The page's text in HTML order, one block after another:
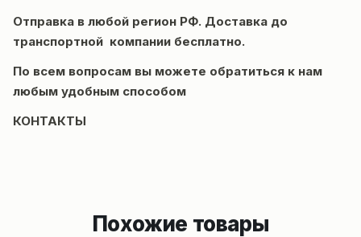
Отправка в любой регион РФ. Доставка до
транспортной компании бесплатно.
По всем вопросам вы можете обратиться к нам
любым удобным способом
КОНТАКТЫ
Похожие товары